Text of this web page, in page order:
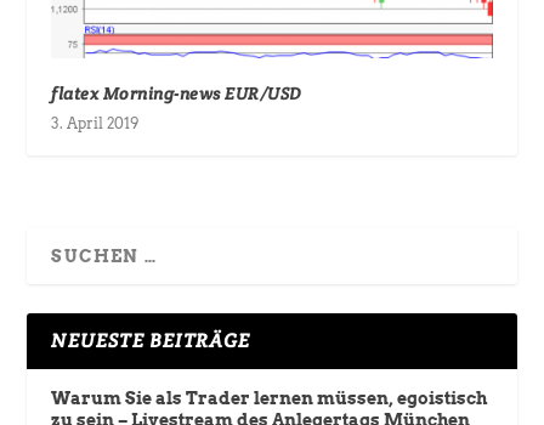
flatex Morning-news EUR/USD
3. April 2019
NEUESTE BEITRÄGE
Warum Sie als Trader lernen müssen, egoistisch
zu sein – Livestream des Anlegertags München